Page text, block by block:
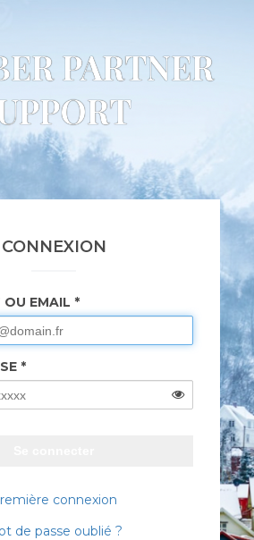
PARTNER
CONNEXION
EMAIL
connexion
de passe oublié ?